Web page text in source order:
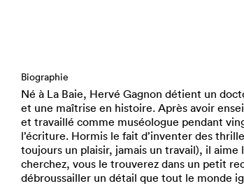
Biographie
Né à La Baie, Hervé Gagnon détient un
et une maîtrise en histoire. Après avoir
et travaillé comme muséologue pendant
l’écriture. Hormis le fait d’inventer des
toujours un plaisir, jamais un travail), il
cherchez, vous le trouverez dans un petit
débroussailler un détail que tout le monde